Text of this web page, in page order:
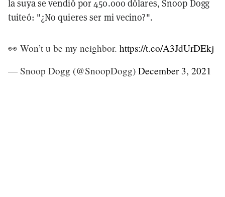
la suya se vendió por 450.000 dólares, Snoop Dogg
tuiteó: "¿No quieres ser mi vecino?".
👀 Won’t u be my neighbor. https://t.co/A3JdUrDEkj
— Snoop Dogg (@SnoopDogg) December 3, 2021